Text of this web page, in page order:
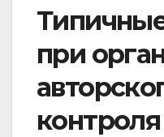
при